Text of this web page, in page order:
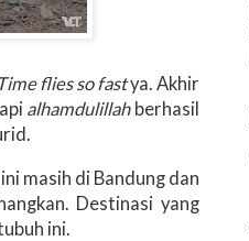
Time flies so fastya. Akhir
alhamdulillah berhasil
masih di Bandung dan
Destinasi yang
ini.